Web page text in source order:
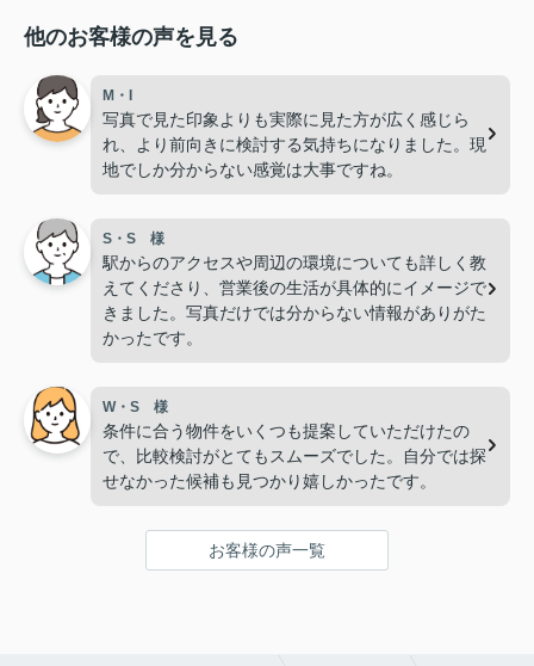
他のお客様の声を見る
M・I
写真で見た印象よりも実際に見た方が広く感じら
れ、より前向きに検討する気持ちになりました。現
地でしか分からない感覚は大事ですね。
S・S 様
駅からのアクセスや周辺の環境についても詳しく教
えてくださり、営業後の生活が具体的にイメージで
きました。写真だけでは分からない情報がありがた
かったです。
W・S 様
条件に合う物件をいくつも提案していただけたの
で、比較検討がとてもスムーズでした。自分では探
せなかった候補も見つかり嬉しかったです。
お客様の声一覧